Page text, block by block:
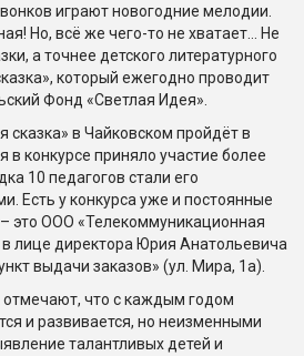
играют новогодние мелодии.
Но, всё же чего-то не хватает… Не
а точнее детского литературного
который ежегодно проводит
Фонд «Светлая Идея».
сказка» в Чайковском пройдёт в
в конкурсе приняло участие более
10 педагогов стали его
Есть у конкурса уже и постоянные
это ООО «Телекоммуникационная
лице директора Юрия Анатольевича
выдачи заказов» (ул. Мира, 1а).
отмечают, что с каждым годом
и развивается, но неизменными
талантливых детей и